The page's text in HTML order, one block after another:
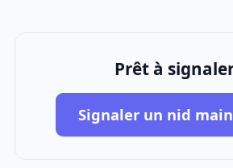
Prêt à
Signaler un nid